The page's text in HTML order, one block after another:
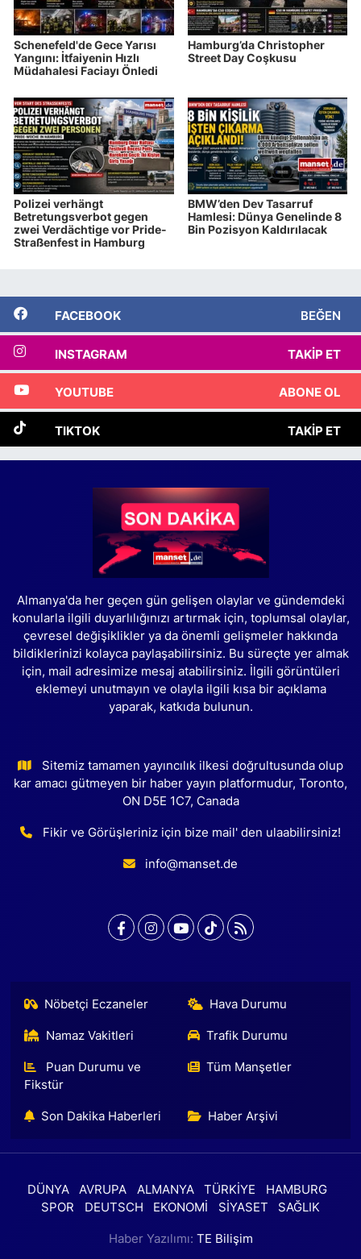
Schenefeld'de Gece Yarısı
Yangını: İtfaiyenin Hızlı
Müdahalesi Faciayı Önledi
Hamburg’da Christopher
Street Day Coşkusu
Polizei verhängt
Betretungsverbot gegen
zwei Verdächtige vor Pride-
Straßenfest in Hamburg
BMW’den Dev Tasarruf
Hamlesi: Dünya Genelinde 8
Bin Pozisyon Kaldırılacak
FACEBOOK BEĞEN
INSTAGRAM TAKIP ET
YOUTUBE ABONE OL
TIKTOK TAKIP ET
Almanya'da her geçen gün gelişen olaylar ve gündemdeki
konularla ilgili duyarlılığınızı artırmak için, toplumsal olaylar,
çevresel değişiklikler ya da önemli gelişmeler hakkında
bildiklerinizi kolayca paylaşabilirsiniz. Bu süreçte yer almak
için, mail adresimize mesaj atabilirsiniz. İlgili görüntüleri
eklemeyi unutmayın ve olayla ilgili kısa bir açıklama
yaparak, katkıda bulunun.
Sitemiz tamamen yayıncılık ilkesi doğrultusunda olup
kar amacı gütmeyen bir haber yayın platformudur, Toronto,
ON D5E 1C7, Canada
Fikir ve Görüşleriniz için bize mail' den ulaabilirsiniz!
info@manset.de
Nöbetçi Eczaneler Hava Durumu
Namaz Vakitleri Trafik Durumu
Puan Durumu ve
Fikstür
Tüm Manşetler
Son Dakika Haberleri Haber Arşivi
DÜNYA AVRUPA ALMANYA TÜRKİYE
HAMBURG
SPOR
DEUTSCH EKONOMİ SİYASET SAĞLIK
Haber Yazılımı: TE Bilişim